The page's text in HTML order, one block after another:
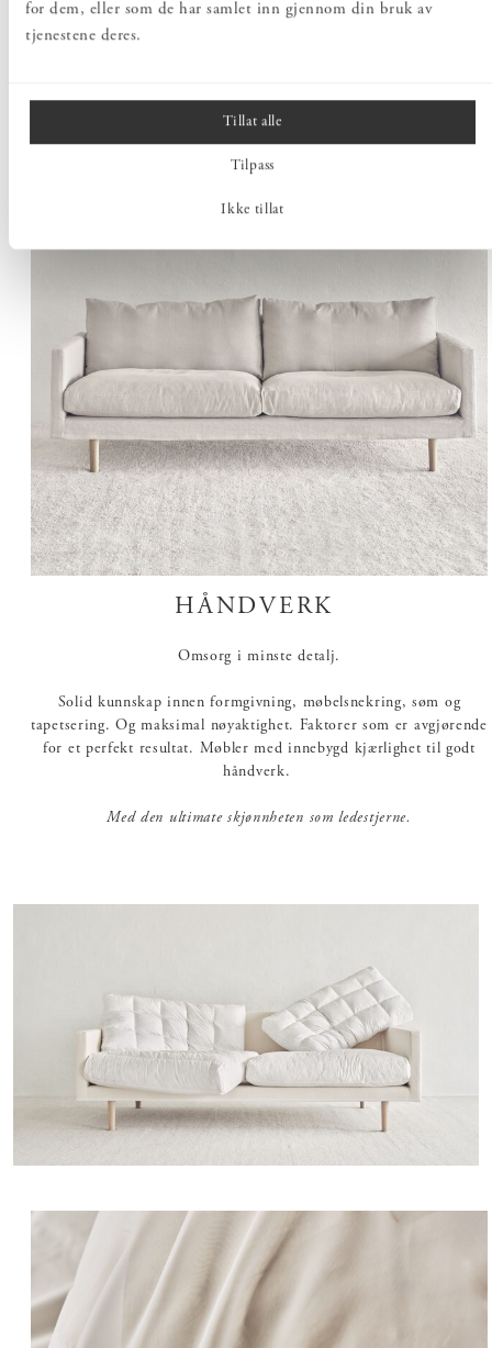
for dem, eller som de har samlet inn gjennom din bruk av
tjenestene deres.
Tillat alle
Tilpass
Ikke tillat
HÅNDVERK
Omsorg i minste detalj.
Solid kunnskap innen formgivning, møbelsnekring, søm og
tapetsering. Og maksimal nøyaktighet. Faktorer som er avgjørende
for et perfekt resultat. Møbler med innebygd kjærlighet til godt
håndverk.
Med den ultimate skjønnheten som ledestjerne.